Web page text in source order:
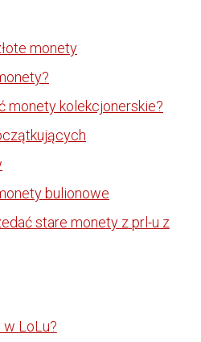
monety
monety kolekcjonerskie?
bulionowe
stare monety z prl-u z
w LoLu?